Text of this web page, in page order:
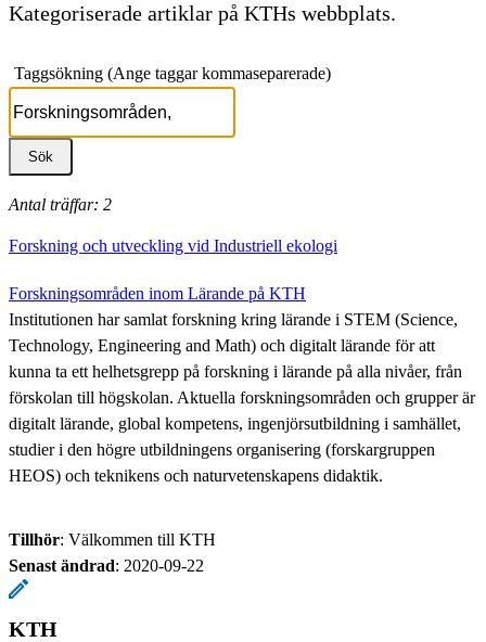
Kategoriserade artiklar på KTHs webbplats.
Taggsökning (Ange taggar kommaseparerade)
Antal träffar: 2
Forskning och utveckling vid Industriell ekologi
Forskningsområden inom Lärande på KTH
Institutionen har samlat forskning kring lärande i STEM (Science,
Technology, Engineering and Math) och digitalt lärande för att
kunna ta ett helhetsgrepp på forskning i lärande på alla nivåer, från
förskolan till högskolan. Aktuella forskningsområden och grupper är
digitalt lärande, global kompetens, ingenjörsutbildning i samhället,
studier i den högre utbildningens organisering (forskargruppen
HEOS) och teknikens och naturvetenskapens didaktik.
Tillhör: Välkommen till KTH
Senast ändrad: 2020-09-22
KTH